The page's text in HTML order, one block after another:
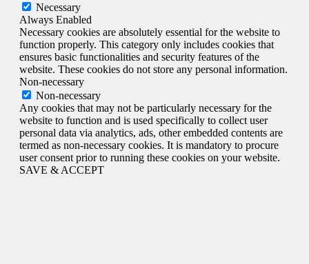
Necessary
Always Enabled
Necessary cookies are absolutely essential for the website to
function properly. This category only includes cookies that
ensures basic functionalities and security features of the
website. These cookies do not store any personal information.
Non-necessary
Non-necessary
Any cookies that may not be particularly necessary for the
website to function and is used specifically to collect user
personal data via analytics, ads, other embedded contents are
termed as non-necessary cookies. It is mandatory to procure
user consent prior to running these cookies on your website.
SAVE & ACCEPT